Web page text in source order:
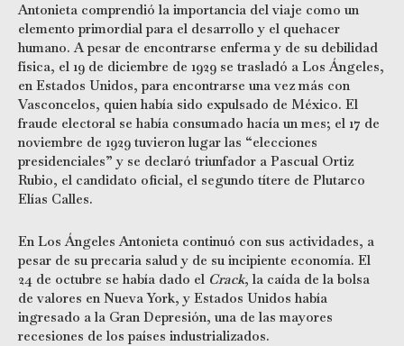
Antonieta comprendió la importancia del viaje como un
elemento primordial para el desarrollo y el quehacer
humano. A pesar de encontrarse enferma y de su debilidad
física, el 19 de diciembre de 1929 se trasladó a Los Ángeles,
en Estados Unidos, para encontrarse una vez más con
Vasconcelos, quien había sido expulsado de México. El
fraude electoral se había consumado hacía un mes; el 17 de
noviembre de 1929 tuvieron lugar las “elecciones
presidenciales” y se declaró triunfador a Pascual Ortiz
Rubio, el candidato oficial, el segundo títere de Plutarco
Elías Calles.
En Los Ángeles Antonieta continuó con sus actividades, a
pesar de su precaria salud y de su incipiente economía. El
24 de octubre se había dado el Crack, la caída de la bolsa
de valores en Nueva York, y Estados Unidos había
ingresado a la Gran Depresión, una de las mayores
recesiones de los países industrializados.